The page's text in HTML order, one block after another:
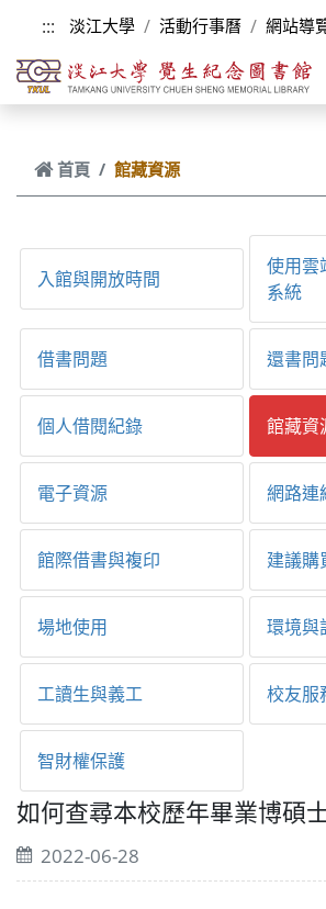
跳到主要內容
::: 淡江大學 活動行事曆 網站導
首頁 館藏資源
入館與開放時間
使用雲
系統
借書問題 還書問
個人借閱紀錄 館藏資
電子資源 網路連
館際借書與複印 建議購
場地使用 環境與
工讀生與義工 校友服
智財權保護
如何查尋本校歷年畢業博碩
2022-06-28